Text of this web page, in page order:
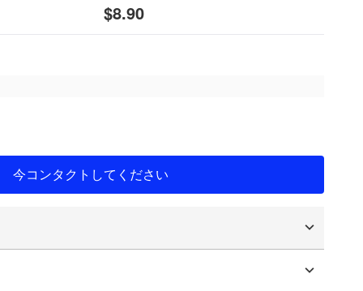
$8.90
今コンタクトしてください
ケージング